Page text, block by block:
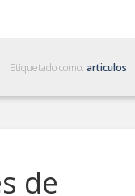
Etiquetado como: articulos
de